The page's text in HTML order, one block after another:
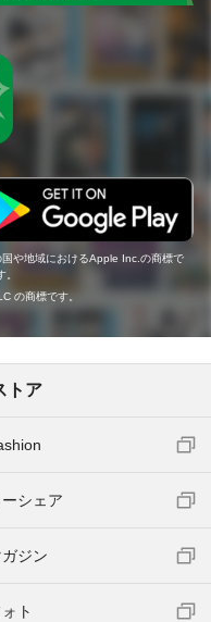
や地域におけるApple Inc.の商標で
の商標です。
トア
シェア
ジン
ト